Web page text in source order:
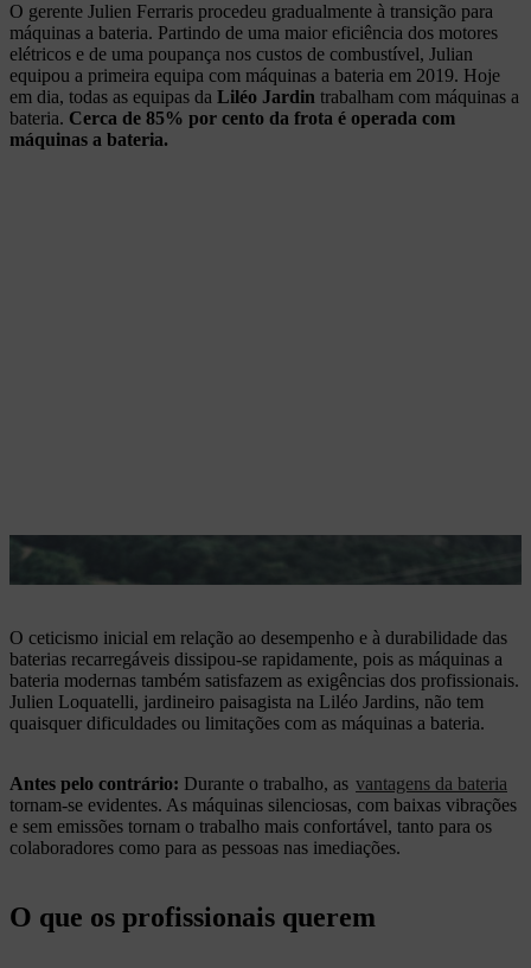
O gerente Julien Ferraris procedeu gradualmente à transição para
máquinas a bateria. Partindo de uma maior eficiência dos motores
elétricos e de uma poupança nos custos de combustível, Julian
equipou a primeira equipa com máquinas a bateria em 2019. Hoje
em dia, todas as equipas da Liléo Jardin trabalham com máquinas a
bateria. Cerca de 85% por cento da frota é operada com
máquinas a bateria.
O ceticismo inicial em relação ao desempenho e à durabilidade das
baterias recarregáveis dissipou-se rapidamente, pois as máquinas a
bateria modernas também satisfazem as exigências dos profissionais.
Julien Loquatelli, jardineiro paisagista na Liléo Jardins, não tem
quaisquer dificuldades ou limitações com as máquinas a bateria.
Antes pelo contrário: Durante o trabalho, as vantagens da bateria
tornam-se evidentes. As máquinas silenciosas, com baixas vibrações
e sem emissões tornam o trabalho mais confortável, tanto para os
colaboradores como para as pessoas nas imediações.
O que os profissionais querem